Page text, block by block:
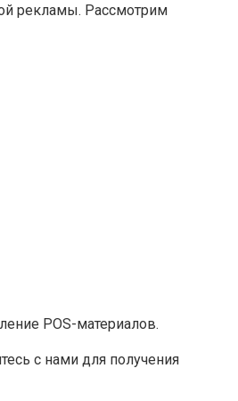
рекламы. Рассмотрим
POS-материалов.
с нами для получения